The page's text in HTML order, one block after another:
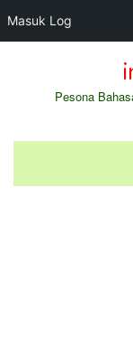
Masuk Log
Pesona